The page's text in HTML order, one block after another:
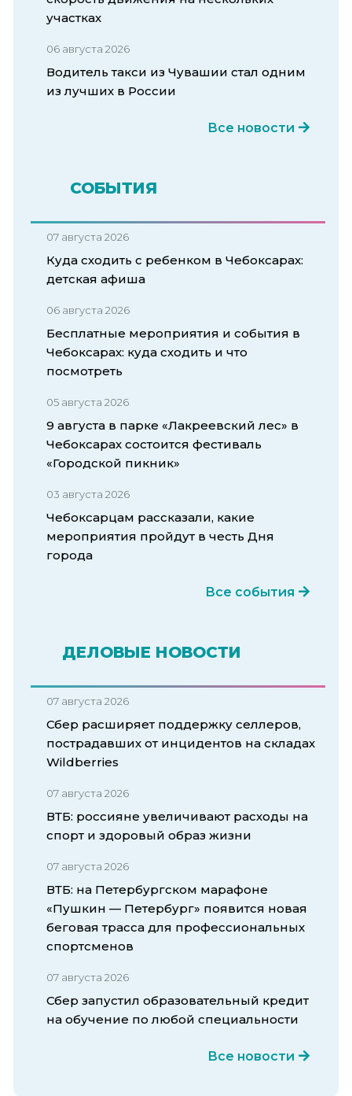
участках
06 августа 2026
Водитель такси из Чувашии стал одним
из лучших в России
Все новости
СОБЫТИЯ
07 августа 2026
Куда сходить с ребенком в Чебоксарах:
детская афиша
06 августа 2026
Бесплатные мероприятия и события в
Чебоксарах: куда сходить и что
посмотреть
05 августа 2026
9 августа в парке «Лакреевский лес» в
Чебоксарах состоится фестиваль
«Городской пикник»
03 августа 2026
Чебоксарцам рассказали, какие
мероприятия пройдут в честь Дня
города
Все события
ДЕЛОВЫЕ НОВОСТИ
07 августа 2026
Сбер расширяет поддержку селлеров,
пострадавших от инцидентов на складах
Wildberries
07 августа 2026
ВТБ: россияне увеличивают расходы на
спорт и здоровый образ жизни
07 августа 2026
ВТБ: на Петербургском марафоне
«Пушкин — Петербург» появится новая
беговая трасса для профессиональных
спортсменов
07 августа 2026
Сбер запустил образовательный кредит
на обучение по любой специальности
Все новости